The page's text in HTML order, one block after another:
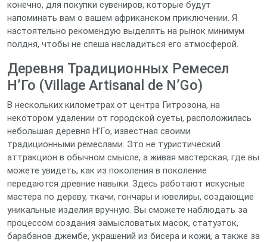
конечно, для покупки сувениров, которые будут
напоминать вам о вашем африканском приключении. Я
настоятельно рекомендую выделять на рынок минимум
полдня, чтобы не спеша насладиться его атмосферой.
Деревня Традиционных Ремесел
Н’Го (Village Artisanal de N’Go)
В нескольких километрах от центра Гитрозона, на
некотором удалении от городской суеты, расположилась
небольшая деревня Н’Го, известная своими
традиционными ремеслами. Это не туристический
аттракцион в обычном смысле, а живая мастерская, где вы
можете увидеть, как из поколения в поколение
передаются древние навыки. Здесь работают искусные
мастера по дереву, ткачи, гончары и ювелиры, создающие
уникальные изделия вручную. Вы сможете наблюдать за
процессом создания замысловатых масок, статуэток,
барабанов джембе, украшений из бисера и кожи, а также за